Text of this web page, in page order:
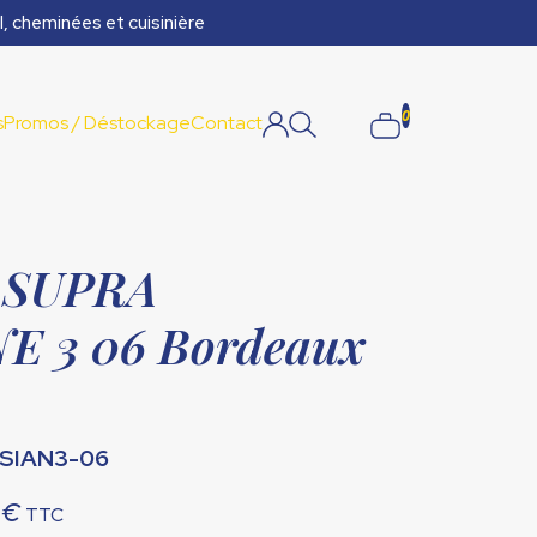
cheminées et cuisinière
Promos / DéstockageContact 0
3 06 Bordeaux
06
€Le
TTC